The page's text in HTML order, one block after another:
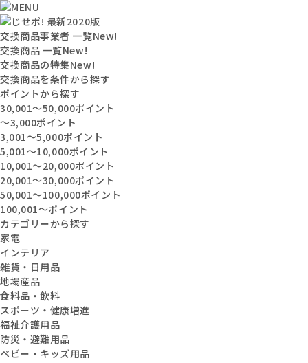
交換商品事業者 一覧New!
交換商品 一覧New!
交換商品の特集New!
交換商品を条件から探す
ポイントから探す
30,001〜50,000ポイント
〜3,000ポイント
3,001〜5,000ポイント
5,001〜10,000ポイント
10,001〜20,000ポイント
20,001〜30,000ポイント
50,001〜100,000ポイント
100,001〜ポイント
カテゴリーから探す
家電
インテリア
雑貨・日用品
地場産品
食料品・飲料
スポーツ・健康増進
福祉介護用品
防災・避難用品
ベビー・キッズ用品